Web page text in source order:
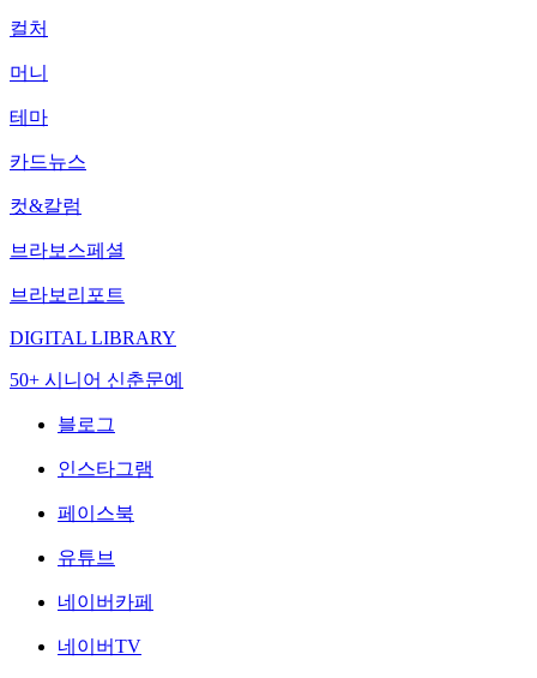
컬처
머니
테마
카드뉴스
컷&칼럼
브라보스페셜
브라보리포트
DIGITAL LIBRARY
50+ 시니어 신춘문예
블로그
인스타그램
페이스북
유튜브
네이버카페
네이버TV